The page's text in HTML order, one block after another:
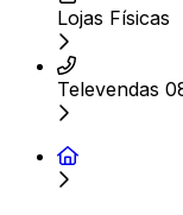
Lojas Físicas
Televendas